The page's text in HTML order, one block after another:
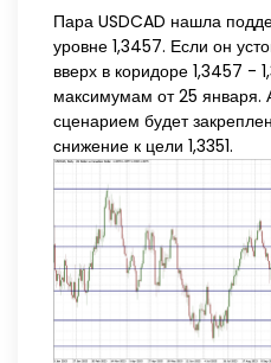
Пара USDCAD нашла
уровне 1,3457. Если он
вверх в коридоре 1,3457 -
максимумам от 25 января.
сценарием будет
снижение к цели 1,3351.